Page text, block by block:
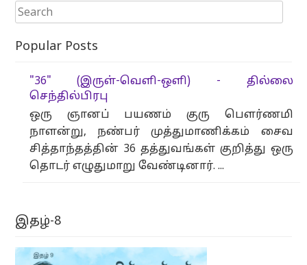
Search for:
Popular Posts
"36" (இருள்-வெளி-ஒளி) - தில்லை
செந்தில்பிரபு
ஒரு ஞானப் பயணம் குரு பௌர்ணமி
நாளன்று, நண்பர் முத்துமாணிக்கம் சைவ
சித்தாந்தத்தின் 36 தத்துவங்கள் குறித்து ஒரு
தொடர் எழுதுமாறு வேண்டினார். ...
இதழ்-8